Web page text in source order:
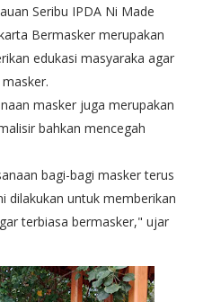
Seribu IPDA Ni Made
Bermasker merupakan
edukasi masyaraka agar
masker juga merupakan
bahkan mencegah
bagi-bagi masker terus
dilakukan untuk memberikan
terbiasa bermasker," ujar